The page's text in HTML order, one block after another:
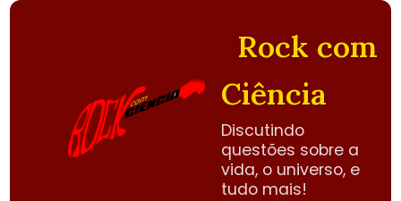
Rock com
Ciência
Discutindo
questões sobre a
vida, o universo, e
tudo mais!